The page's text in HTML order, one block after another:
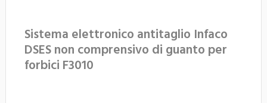
Sistema elettronico antitaglio Infaco
DSES non comprensivo di guanto per
forbici F3010